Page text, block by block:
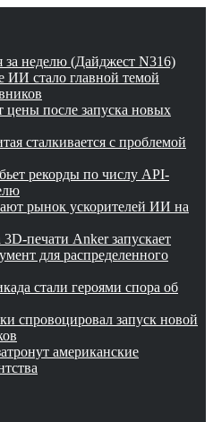
за неделю (Дайджест N316)
ИИ стало главной темой
после запуска новых
сталкивается с проблемой
рекорды по числу API-
рынок ускорителей ИИ на
3D-печати Anker запускает
для распределенного
стали героями спора об
спровоцировал запуск новой
американские